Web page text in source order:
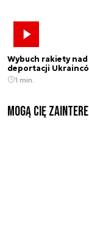
Wybuch rakiety
deportacji
1 min.
Mogą Cię